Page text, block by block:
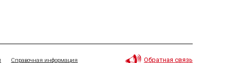
Справочная информация Обратная связь